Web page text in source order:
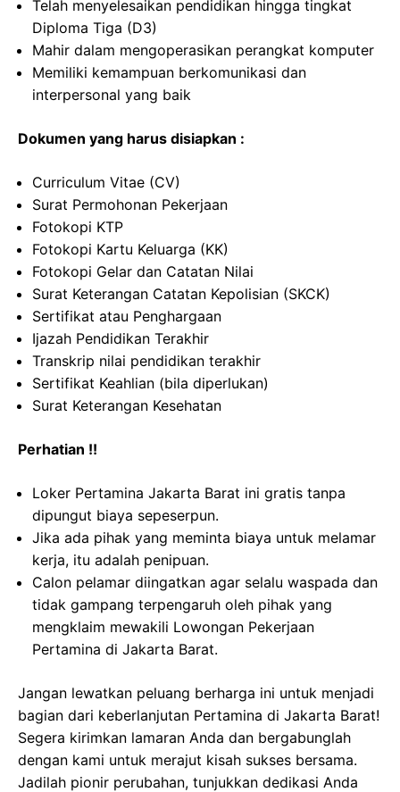
Telah menyelesaikan pendidikan hingga tingkat
Diploma Tiga (D3)
Mahir dalam mengoperasikan perangkat komputer
Memiliki kemampuan berkomunikasi dan
interpersonal yang baik
Dokumen yang harus disiapkan :
Curriculum Vitae (CV)
Surat Permohonan Pekerjaan
Fotokopi KTP
Fotokopi Kartu Keluarga (KK)
Fotokopi Gelar dan Catatan Nilai
Surat Keterangan Catatan Kepolisian (SKCK)
Sertifikat atau Penghargaan
Ijazah Pendidikan Terakhir
Transkrip nilai pendidikan terakhir
Sertifikat Keahlian (bila diperlukan)
Surat Keterangan Kesehatan
Perhatian !!
Loker Pertamina Jakarta Barat ini gratis tanpa
dipungut biaya sepeserpun.
Jika ada pihak yang meminta biaya untuk melamar
kerja, itu adalah penipuan.
Calon pelamar diingatkan agar selalu waspada dan
tidak gampang terpengaruh oleh pihak yang
mengklaim mewakili Lowongan Pekerjaan
Pertamina di Jakarta Barat.
Jangan lewatkan peluang berharga ini untuk menjadi
bagian dari keberlanjutan Pertamina di Jakarta Barat!
Segera kirimkan lamaran Anda dan bergabunglah
dengan kami untuk merajut kisah sukses bersama.
Jadilah pionir perubahan, tunjukkan dedikasi Anda